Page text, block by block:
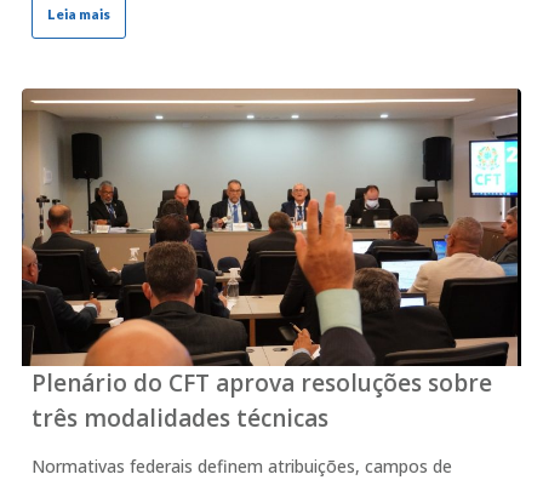
Leia mais
Plenário do CFT aprova resoluções sobre
três modalidades técnicas
Normativas federais definem atribuições, campos de